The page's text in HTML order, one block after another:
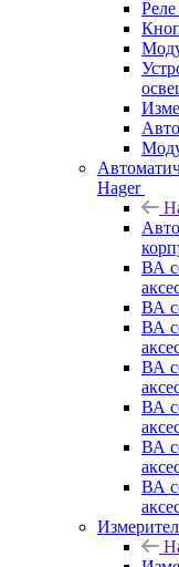
Hager
ВА
ВА
ВА
ВА
ВА
ВА
ВА